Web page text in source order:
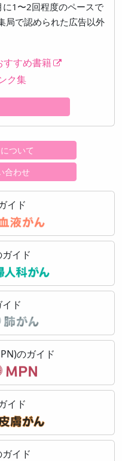
に1〜2回程度のペースで
局で認められた広告以外
すすめ書籍
ク集
ついて
合わせ
イド
イド
ド
のガイド
イド
イド